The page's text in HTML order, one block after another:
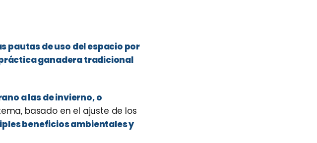
pautas de uso del espacio por
ganadera tradicional
a las de invierno, o
basado en el ajuste de los
beneficios ambientales y